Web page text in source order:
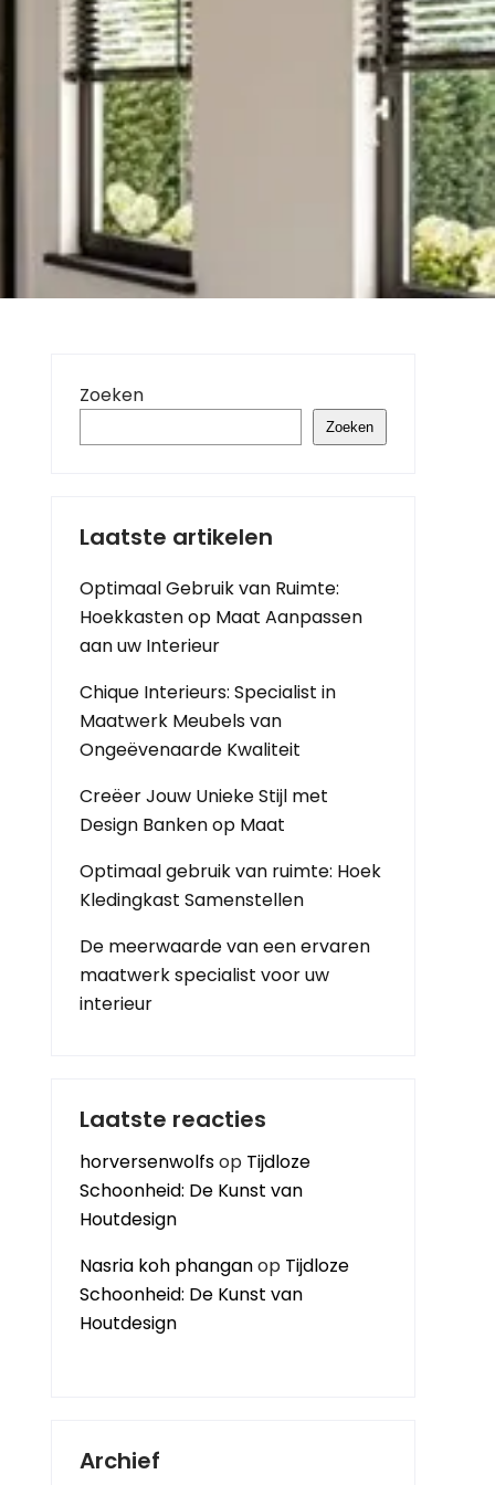
Zoeken
Zoeken
Laatste artikelen
Optimaal Gebruik van Ruimte:
Hoekkasten op Maat Aanpassen
aan uw Interieur
Chique Interieurs: Specialist in
Maatwerk Meubels van
Ongeëvenaarde Kwaliteit
Creëer Jouw Unieke Stijl met
Design Banken op Maat
Optimaal gebruik van ruimte: Hoek
Kledingkast Samenstellen
De meerwaarde van een ervaren
maatwerk specialist voor uw
interieur
Laatste reacties
horversenwolfsop Tijdloze
Schoonheid: De Kunst van
Houtdesign
Nasria koh phanganop Tijdloze
Schoonheid: De Kunst van
Houtdesign
Archief